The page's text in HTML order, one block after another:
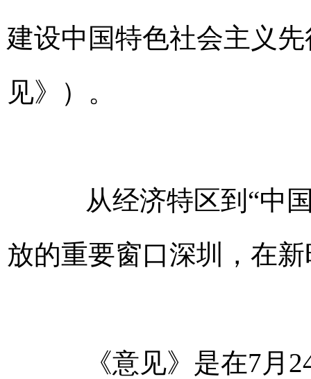
建设中国特色社会主义
见》）。
从经济特区到“中国
放的重要窗口深圳，在
《意见》是在7月24